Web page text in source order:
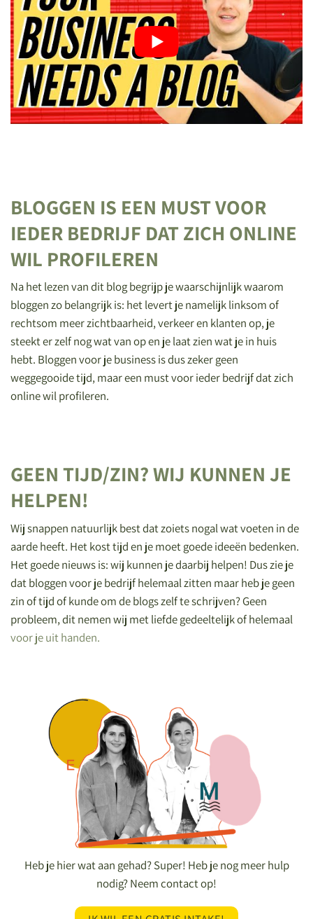
BLOGGEN IS EEN MUST VOOR
IEDER BEDRIJF DAT ZICH ONLINE
WIL PROFILEREN
Na het lezen van dit blog begrijp je waarschijnlijk waarom
bloggen zo belangrijk is: het levert je namelijk linksom of
rechtsom meer zichtbaarheid, verkeer en klanten op, je
steekt er zelf nog wat van op en je laat zien wat je in huis
hebt. Bloggen voor je business is dus zeker geen
weggegooide tijd, maar een must voor ieder bedrijf dat zich
online wil profileren.
GEEN TIJD/ZIN? WIJ KUNNEN JE
HELPEN!
Wij snappen natuurlijk best dat zoiets nogal wat voeten in de
aarde heeft. Het kost tijd en je moet goede ideeën bedenken.
Het goede nieuws is: wij kunnen je daarbij helpen! Dus zie je
dat bloggen voor je bedrijf helemaal zitten maar heb je geen
zin of tijd of kunde om de blogs zelf te schrijven? Geen
probleem, dit nemen wij met liefde gedeeltelijk of helemaal
voor je uit handen.
Heb je hier wat aan gehad? Super! Heb je nog meer hulp
nodig? Neem contact op!